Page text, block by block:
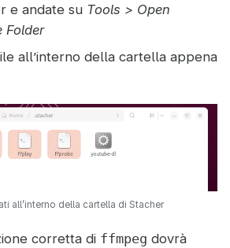
e andate su Tools > Open
Folder
all’interno della cartella appena
all’interno della cartella di Stacher
corretta di ffmpeg dovrà